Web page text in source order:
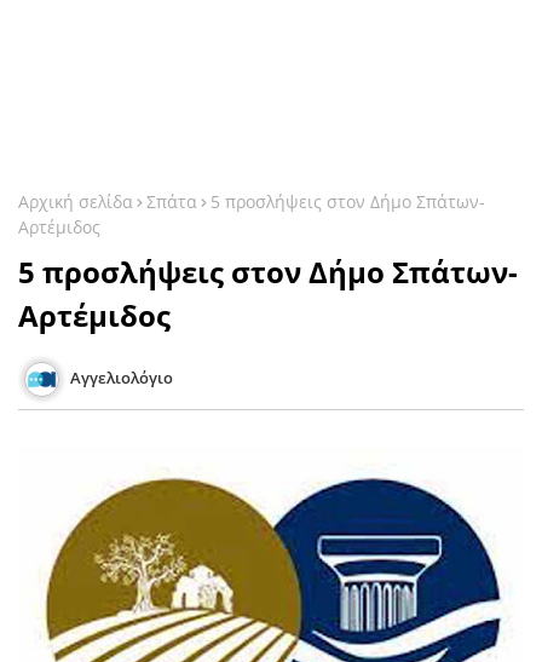
Αρχική σελίδα Σπάτα
5 προσλήψεις στον Δήμο Σπάτων-
Αρτέμιδος
5 προσλήψεις στον Δήμο Σπάτων-
Αρτέμιδος
Αγγελιολόγιο